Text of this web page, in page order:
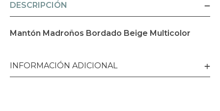
DESCRIPCIÓN
Mantón Madroños Bordado Beige Multicolor
INFORMACIÓN ADICIONAL